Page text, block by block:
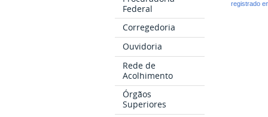
Federal
Corregedoria
Ouvidoria
Rede de
Acolhimento
Órgãos
Superiores
registrado